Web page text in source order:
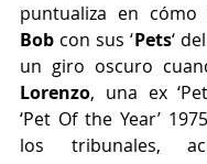
Bob con sus ‘Pets‘ del
un giro oscuro
Lorenzo, una ex
‘Pet Of the Year’
los tribunales,